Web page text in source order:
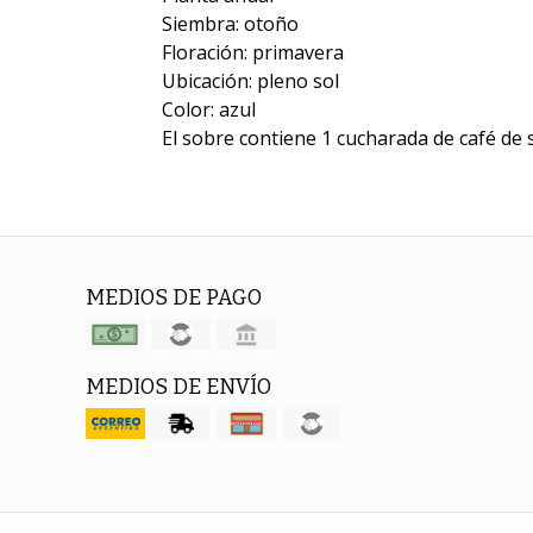
Siembra: otoño
Floración: primavera
Ubicación: pleno sol
Color: azul
El sobre contiene 1 cucharada de café de
MEDIOS DE PAGO
MEDIOS DE ENVÍO